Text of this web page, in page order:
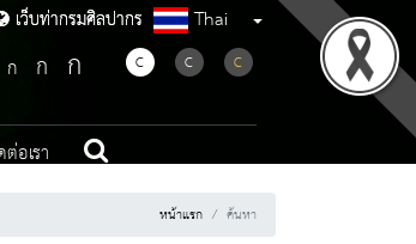
เว็บท่ากรมศิลปากร
เว็บท่ากรมศิลปากร Thai
ก ก ก C C C
อเรา
หน้าแรก ค้นหา